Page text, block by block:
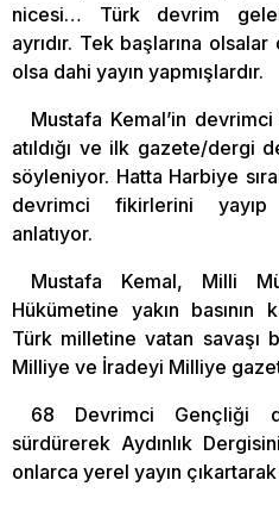
nicesi… Türk devrim
ayrıdır. Tek başlarına
olsa dahi yayın yapmışlardır.
Mustafa Kemal’in
atıldığı ve ilk gazete/dergi
söyleniyor. Hatta Harbiye
devrimci fikirlerini yayıp
anlatıyor.
Mustafa Kemal, Milli
Hükümetine yakın basının
Türk milletine vatan savaşı
Milliye ve İradeyi Milliye
68 Devrimci Gençliği
sürdürerek Aydınlık
onlarca yerel yayın